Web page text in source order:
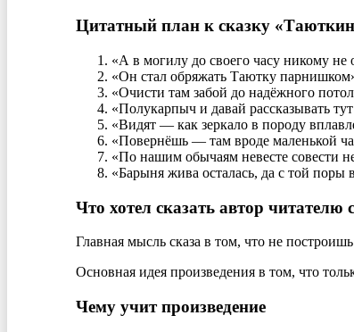
Цитатный план к сказку
«А в могилу до своего часу никому не
«Он стал обряжать Таютку
«Очисти там забой до надёжного
«Полукарпыч и давай рассказывать
«Видят — как зеркало в породу
«Повернёшь — там вроде маленькой
«По нашим обычаям невесте совести
«Барыня жива осталась, да с той поры
Что хотел сказать автор
Главная мысль сказа в том, что не
Основная идея произведения в том, что
Чему учит произведение